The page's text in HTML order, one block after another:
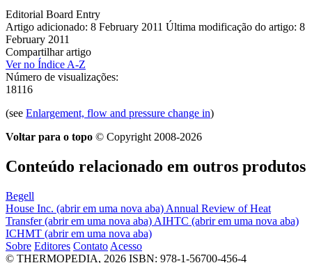
Editorial Board Entry
Artigo adicionado: 8 February 2011 Última modificação do artigo: 8
February 2011
Compartilhar artigo
Ver no Índice A-Z
Número de visualizações:
18116
(see Enlargement, flow and pressure change in)
Voltar para o topo © Copyright 2008-2026
Conteúdo relacionado em outros produtos
Begell
House Inc. (abrir em uma nova aba) Annual Review of Heat
Transfer (abrir em uma nova aba) AIHTC (abrir em uma nova aba)
ICHMT (abrir em uma nova aba)
Sobre Editores Contato Acesso
© THERMOPEDIA, 2026 ISBN: 978-1-56700-456-4